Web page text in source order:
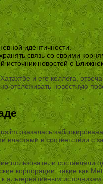
идентичности.
связь со своими
источник новостей о
и его коллега,
отслеживать новостную
оказалась
в соответствии
пользователи
корпорации, такие
альтернативным